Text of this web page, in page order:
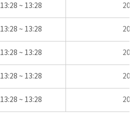
13:28 ~ 13:28
13:28 ~ 13:28
13:28 ~ 13:28
13:28 ~ 13:28
13:28 ~ 13:28